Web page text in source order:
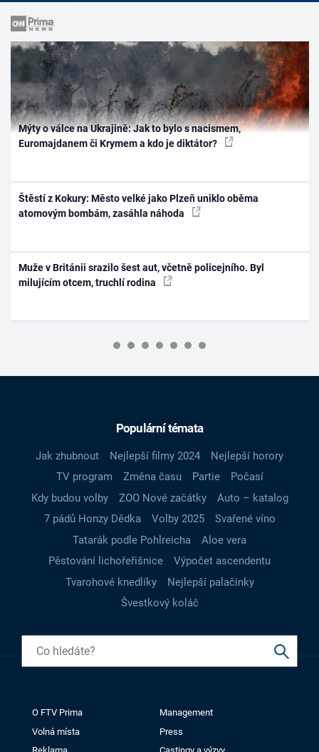
Mýty o válce na Ukrajině: Jak to bylo s nacismem,
Euromajdanem či Krymem a kdo je diktátor?
Štěstí z Kokury: Město velké jako Plzeň uniklo oběma
atomovým bombám, zasáhla náhoda
Muže v Británii srazilo šest aut, včetně policejního. Byl
milujícím otcem, truchlí rodina
Populární témata
Jak zhubnout Nejlepší filmy 2024
Nejlepší horory
TV program
Změna času Partie
Počasí
Kdy budou volby
ZOO Nové začátky
Auto – katalog
7 pádů Honzy Dědka
Volby 2025
Svařené víno
Tatarák podle Pohlreicha
Aloe vera
Pěstování lichořeřišnice
Výpočet ascendentu
Tvarohové knedlíky
Nejlepší palačinky
Švestkový koláč
O FTV Prima
Management
Volná místa
Press